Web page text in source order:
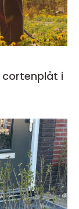
cortenplåt i